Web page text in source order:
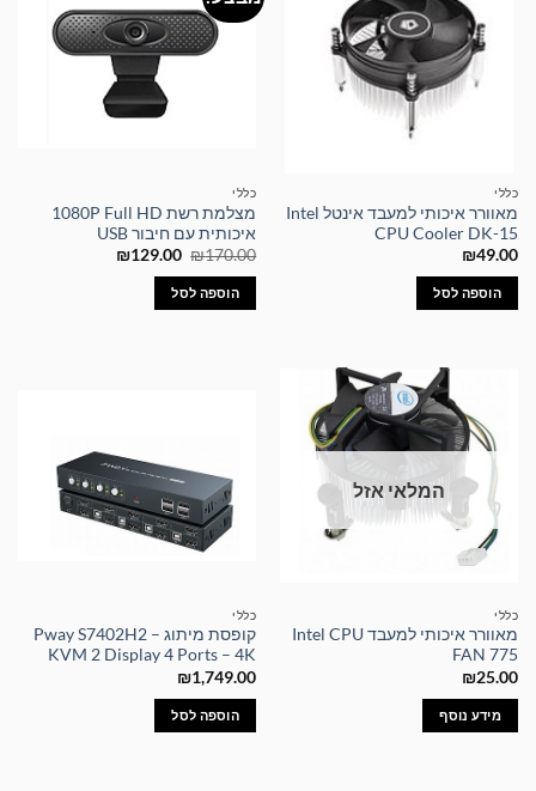
כללי
מאוורר איכותי למעבד אינטל Intel
CPU Cooler DK-15
₪49.00
הוספה לסל
כללי
מצלמת רשת 1080P Full HD
איכותית עם חיבור USB
₪170.00
המחיר
היה:
₪170.00.
₪129.00
המחיר
הוספה לסל
המלאי אזל
כללי
מאוורר איכותי למעבד Intel CPU
FAN 775
₪25.00
מידע נוסף
כללי
קופסת מיתוג – Pway S7402H2
KVM 2 Display 4 Ports – 4K
₪1,749.00
הוספה לסל